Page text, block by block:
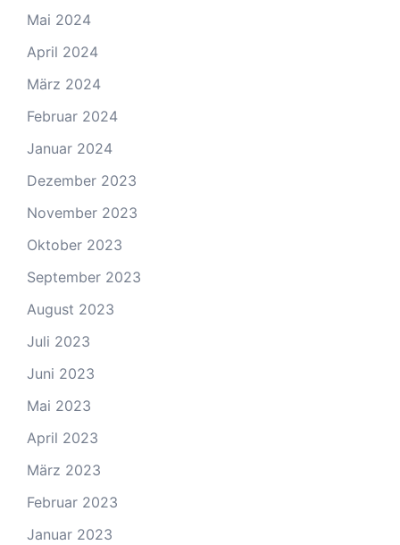
Mai 2024
April 2024
März 2024
Februar 2024
Januar 2024
Dezember 2023
November 2023
Oktober 2023
September 2023
August 2023
Juli 2023
Juni 2023
Mai 2023
April 2023
März 2023
Februar 2023
Januar 2023